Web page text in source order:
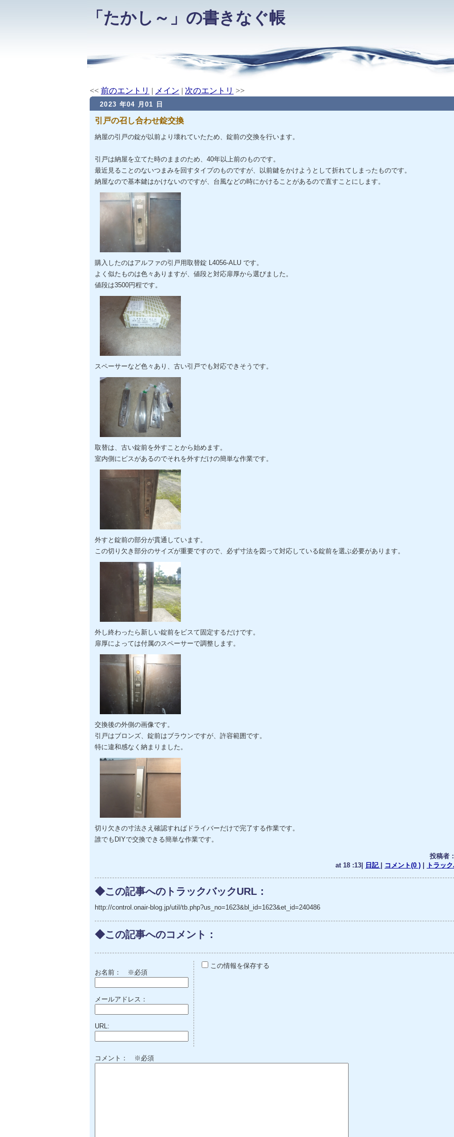
「たかし～」の書きなぐ帳
<< 前のエントリ | メイン | 次のエントリ >>
2023 年04 月01 日
引戸の召し合わせ錠交換
納屋の引戸の錠が以前より壊れていたため、錠前の交換を行います。
引戸は納屋を立てた時のままのため、40年以上前のものです。
最近見ることのないつまみを回すタイプのものですが、以前鍵をかけようとして折れてしまったものです。
納屋なので基本鍵はかけないのですが、台風などの時にかけることがあるので直すことにします。
購入したのはアルファの引戸用取替錠 L4056-ALU です。
よく似たものは色々ありますが、値段と対応扉厚から選びました。
値段は3500円程です。
スペーサーなど色々あり、古い引戸でも対応できそうです。
取替は、古い錠前を外すことから始めます。
室内側にビスがあるのでそれを外すだけの簡単な作業です。
外すと錠前の部分が貫通しています。
この切り欠き部分のサイズが重要ですので、必ず寸法を図って対応している錠前を選ぶ必要があります。
外し終わったら新しい錠前をビスて固定するだけです。
扉厚によっては付属のスペーサーで調整します。
交換後の外側の画像です。
引戸はブロンズ、錠前はブラウンですが、許容範囲です。
特に違和感なく納まりました。
切り欠きの寸法さえ確認すればドライバーだけで完了する作業です。
誰でもDIYで交換できる簡単な作業です。
投稿者
at 18 :13|
日記 コメント(0 ) トラッ
◆この記事へのトラックバックURL：
http://control.onair-blog.jp/util/tb.php?us_no=1623&bl_id=1623&et_id=240486
◆この記事へのコメント：
お名前： ※必須
メールアドレス：
URL:
この情報を保存する
コメント： ※必須